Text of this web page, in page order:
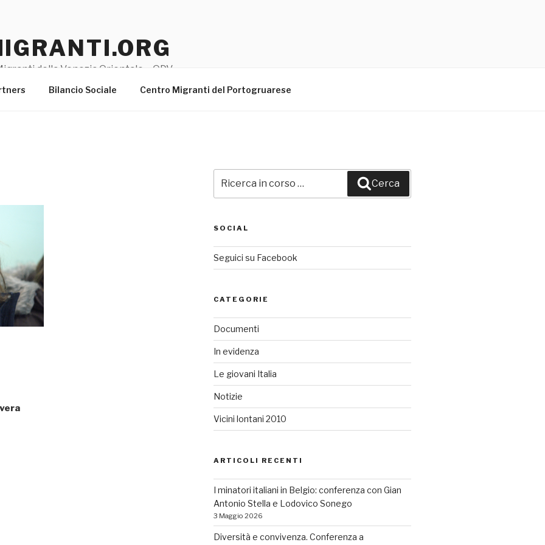
della Venezia Orientale – ODV
Bilancio Sociale Centro Migranti del Portogruarese
Cerca
SOCIAL
Seguici su Facebook
CATEGORIE
Documenti
In evidenza
Le giovani Italia
Notizie
Vicini lontani 2010
ARTICOLI RECENTI
I minatori italiani in Belgio: conferenza con Gian
Antonio Stella e Lodovico Sonego
3 Maggio 2026
Diversità e convivenza. Conferenza a